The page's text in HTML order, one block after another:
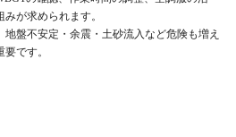
が求められます。
盤不安定・余震・土砂流入など危険も増え
です。